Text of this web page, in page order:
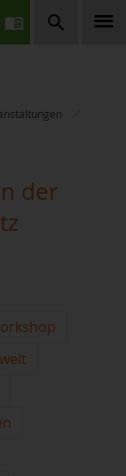
BluRays,
der